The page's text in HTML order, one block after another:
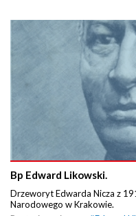
Bp Edward Likowski.
Drzeworyt Edwarda Nicza z
Narodowego w Krakowie.